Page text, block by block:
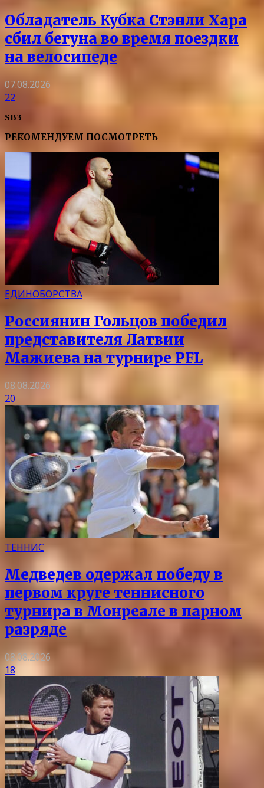
Обладатель Кубка Стэнли Хара
сбил бегуна во время поездки
на велосипеде
07.08.2026
22
SB3
РЕКОМЕНДУЕМ ПОСМОТРЕТЬ
ЕДИНОБОРСТВА
Россиянин Гольцов победил
представителя Латвии
Мажиева на турнире PFL
08.08.2026
20
ТЕННИС
Медведев одержал победу в
первом круге теннисного
турнира в Монреале в парном
разряде
08.08.2026
18